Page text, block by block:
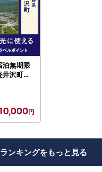
泊無期限
沢町ふ
ント
ランキングをもっと見る